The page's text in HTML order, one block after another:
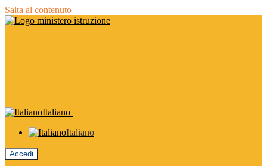
Salta al contenuto
Italiano
Italiano
Accedi